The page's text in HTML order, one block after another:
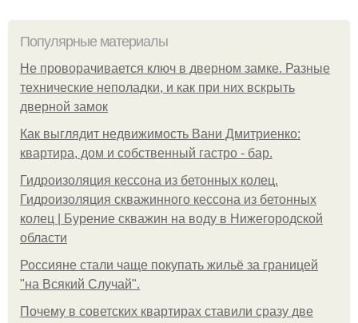
Популярные материалы
Не проворачивается ключ в дверном замке. Разные
технические неполадки, и как при них вскрыть
дверной замок
Как выглядит недвижимость Вани Дмитриенко:
квартира, дом и собственный гастро - бар.
Гидроизоляция кессона из бетонных колец.
Гидроизоляция скважинного кессона из бетонных
колец | Бурение скважин на воду в Нижегородской
области
Россияне стали чаще покупать жильё за границей
"на Всякий Случай".
Почему в советских квартирах ставили сразу две